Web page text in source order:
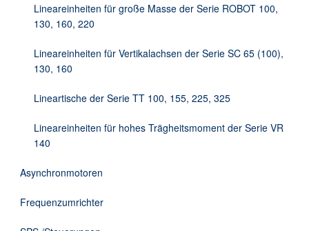
Lineareinheiten für große Masse der Serie ROBOT 100,
130, 160, 220
Lineareinheiten für Vertikalachsen der Serie SC 65 (100),
130, 160
Lineartische der Serie TT 100, 155, 225, 325
Lineareinheiten für hohes Trägheitsmoment der Serie VR
140
Asynchronmotoren
Frequenzumrichter